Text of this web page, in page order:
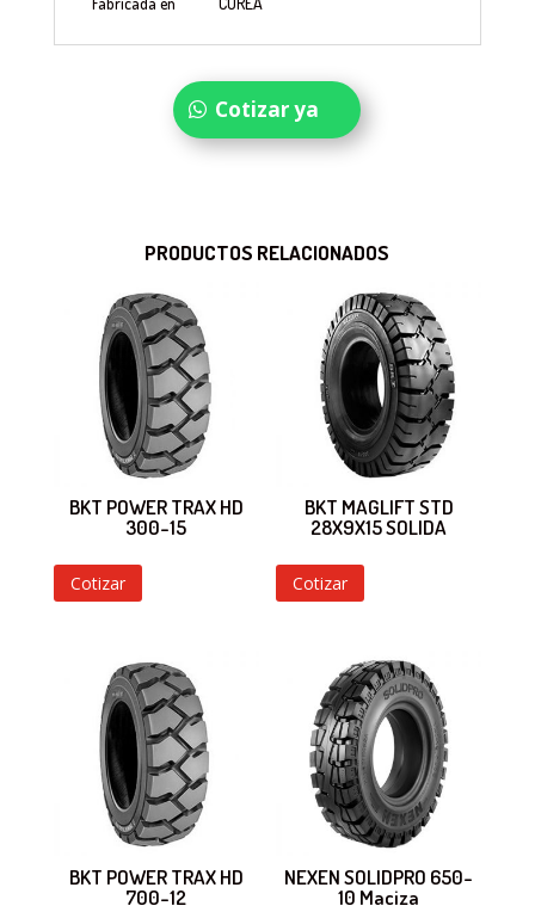
Cotizar ya
PRODUCTOS RELACIONADOS
BKT POWER TRAX HD
300-15
Cotizar
BKT MAGLIFT STD
28X9X15 SOLIDA
Cotizar
BKT POWER TRAX HD
700-12
NEXEN SOLIDPRO 650-
10 Maciza